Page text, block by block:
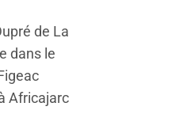
de La
dans le
Africajarc